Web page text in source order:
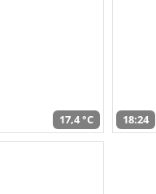
17,4 °C 18:24